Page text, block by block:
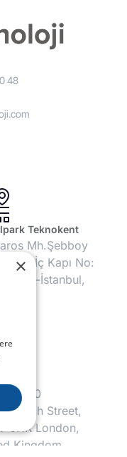
48
Teknokent
Mh.Şebboy
1 İç Kapı No:
İstanbul,
60
Street,
0HR London,
Kingdom
×